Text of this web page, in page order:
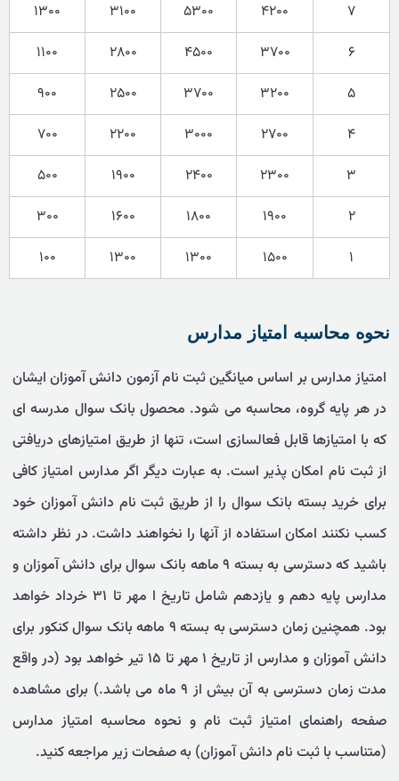
۷
۴۲۰۰ ۵۳۰۰ ۳۱۰۰
۱۳۰۰
۶
۳۷۰۰ ۴۵۰۰ ۲۸۰۰
۱۱۰۰
۵
۳۲۰۰ ۳۷۰۰ ۲۵۰۰
۹۰۰
۴
۲۷۰۰ ۳۰۰۰ ۲۲۰۰
۷۰۰
۳
۲۳۰۰ ۲۴۰۰ ۱۹۰۰
۵۰۰
۲
۱۹۰۰ ۱۸۰۰ ۱۶۰۰
۳۰۰
۱
۱۵۰۰ ۱۳۰۰ ۱۳۰۰ ۱۰۰
نحوه محاسبه امتیاز مدارس
امتیاز مدارس بر اساس میانگین ثبت نام آزمون دانش آموزان ایشان
در هر پایه گروه، محاسبه می شود. محصول بانک سوال مدرسه ای
که با امتیازها قابل فعالسازی است، تنها از طریق امتیازهای دریافتی
از ثبت نام امکان پذیر است. به عبارت دیگر اگر مدارس امتیاز کافی
برای خرید بسته بانک سوال را از طریق ثبت نام دانش آموزان خود
کسب نکنند امکان استفاده از آنها را نخواهند داشت. در نظر داشته
باشید که دسترسی به بسته ۹ ماهه بانک سوال برای دانش آموزان و
مدارس پایه دهم و یازدهم شامل تاریخ ا مهر تا ۳۱ خرداد خواهد
بود. همچنین زمان دسترسی به بسته ۹ ماهه بانک سوال کنکور برای
دانش آموزان و مدارس از تاریخ ۱ مهر تا ۱۵ تیر خواهد بود (در واقع
مدت زمان دسترسی به آن بیش از ۹ ماه می باشد.) برای مشاهده
صفحه راهنمای امتیاز ثبت نام و نحوه محاسبه امتیاز مدارس
(متناسب با ثبت نام دانش آموزان) به صفحات زیر مراجعه کنید.